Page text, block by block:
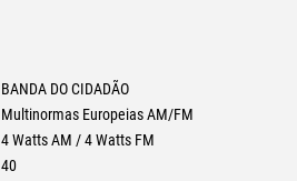
BANDA DO CIDADÃO
Multinormas Europeias AM/FM
4 Watts AM / 4 Watts FM
40